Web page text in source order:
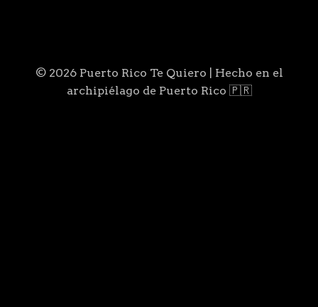
© 2026 Puerto Rico Te Quiero | Hecho en el
archipiélago de Puerto Rico 🇵🇷